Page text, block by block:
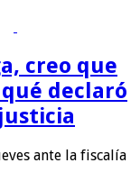
creo que
declaró
ante la fiscalía